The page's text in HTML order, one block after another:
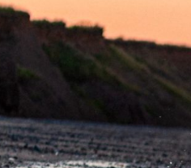
or ESC to close